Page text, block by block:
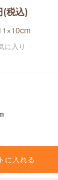
税込)
に入り
に入れる